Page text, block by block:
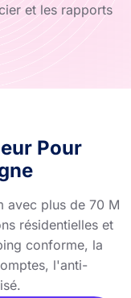
et les rapports
Pour
avec plus de 70 M
résidentielles et
conforme, la
l'anti-